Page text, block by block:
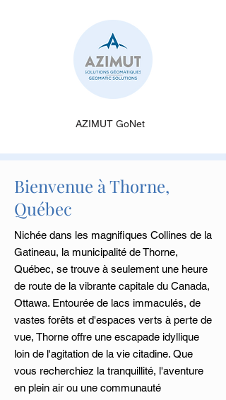
AZIMUT GoNet
Bienvenue à Thorne,
Québec
Nichée dans les magnifiques Collines de la
Gatineau, la municipalité de Thorne,
Québec, se trouve à seulement une heure
de route de la vibrante capitale du Canada,
Ottawa. Entourée de lacs immaculés, de
vastes forêts et d'espaces verts à perte de
vue, Thorne offre une escapade idyllique
loin de l'agitation de la vie citadine. Que
vous recherchiez la tranquillité, l'aventure
en plein air ou une communauté